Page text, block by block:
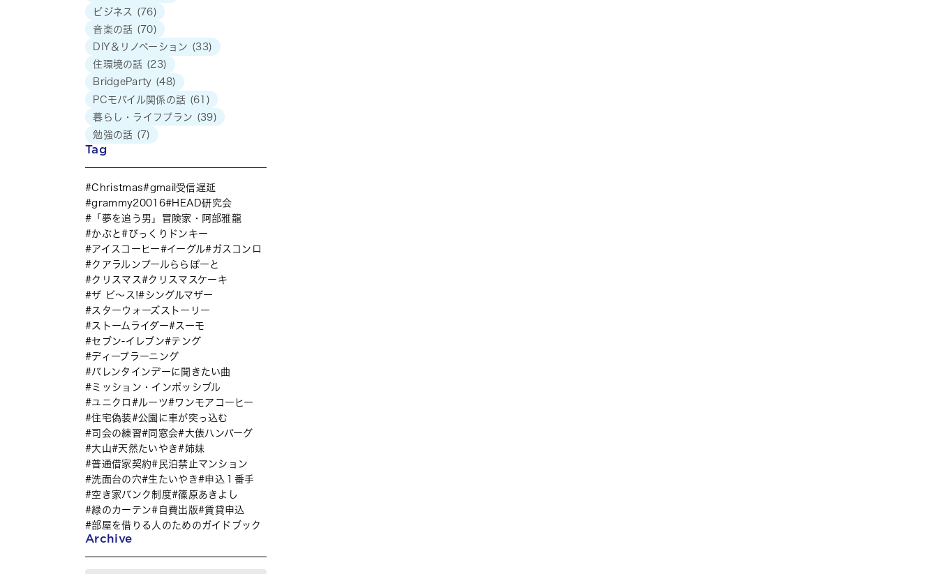
ビジネス
(76)
音楽の話 (70)
DIY＆リノベーション (33)
住環境の話 (23)
BridgeParty (48)
PCモバイル関係の話 (61)
暮らし・ライフプラン (39)
勉強の話 (7)
Tag
Christmas
gmail受信遅延
grammy20016
HEAD研究会
「夢を追う男」冒険家・阿部雅龍
かぶと
びっくりドンキー
アイスコーヒー
イーグル
ガスコンロ
クアラルンプールららぽーと
クリスマス
クリスマスケーキ
ザ ピ〜ス!
シングルマザー
スターウォーズストーリー
ストームライダー
スーモ
セブン-イレブン
テング
ディープラーニング
バレンタインデーに聞きたい曲
ミッション・インポッシブル
ユニクロ
ルーツ
ワンモアコーヒー
住宅偽装
公園に車が突っ込む
司会の練習
同窓会
大俵ハンバーグ
大山
天然たいやき
姉妹
普通借家契約
民泊禁止マンション
洗面台の穴
生たいやき
申込１番手
空き家バンク制度
篠原あきよし
緑のカーテン
自費出版
賃貸申込
部屋を借りる人のためのガイドブック
Archive